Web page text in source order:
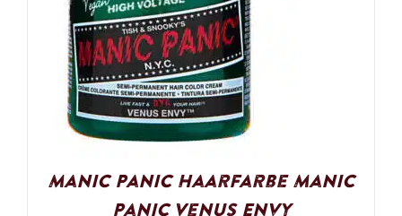
Manic Panic Haarfarbe Manic
Panic Venus Envy